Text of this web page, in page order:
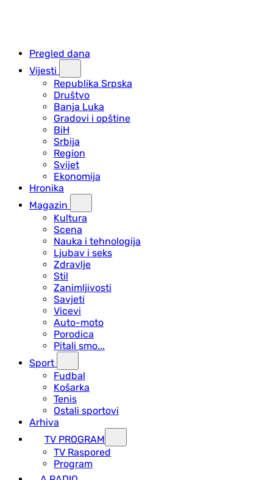
Pregled dana
Vijesti
Republika Srpska
Društvo
Banja Luka
Gradovi i opštine
BiH
Srbija
Region
Svijet
Ekonomija
Hronika
Magazin
Kultura
Scena
Nauka i tehnologija
Ljubav i seks
Zdravlje
Stil
Zanimljivosti
Savjeti
Vicevi
Auto-moto
Porodica
Pitali smo...
Sport
Fudbal
Košarka
Tenis
Ostali sportovi
Arhiva
TV PROGRAM
ТV Raspored
Program